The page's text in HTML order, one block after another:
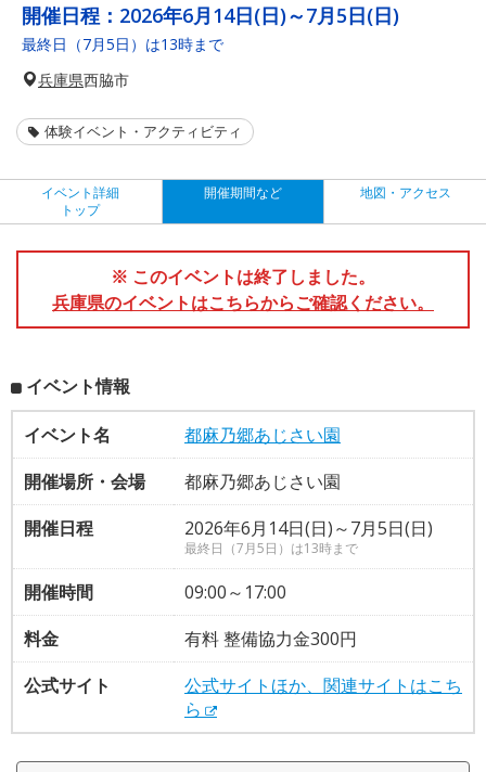
開催日程： 2026年6月14日(日)～7月5日(日)
最終日（7月5日）は13時まで
兵庫県西脇市
体験イベント・アクティビティ
イベント詳細
トップ
開催期間など 地図・アクセス
※ このイベントは終了しました。
兵庫県のイベントはこちらからご確認ください。
イベント情報
イベント名
都麻乃郷あじさい園
開催場所・会場
都麻乃郷あじさい園
開催日程
2026年6月14日(日)～7月5日(日)
最終日（7月5日）は13時まで
開催時間
09:00～17:00
料金
有料 整備協力金300円
公式サイト
公式サイトほか、関連サイトはこち
ら